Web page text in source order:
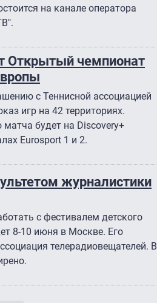
на канале оператора
Открытый чемпионат
с Теннисной ассоциацией
игр на 42 территориях.
будет на Discovery+
Eurosport 1 и 2.
журналистики
с фестивалем детского
8-10 июня в Москве. Его
телерадиовещателей. В